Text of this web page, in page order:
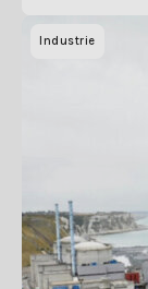
Industrie